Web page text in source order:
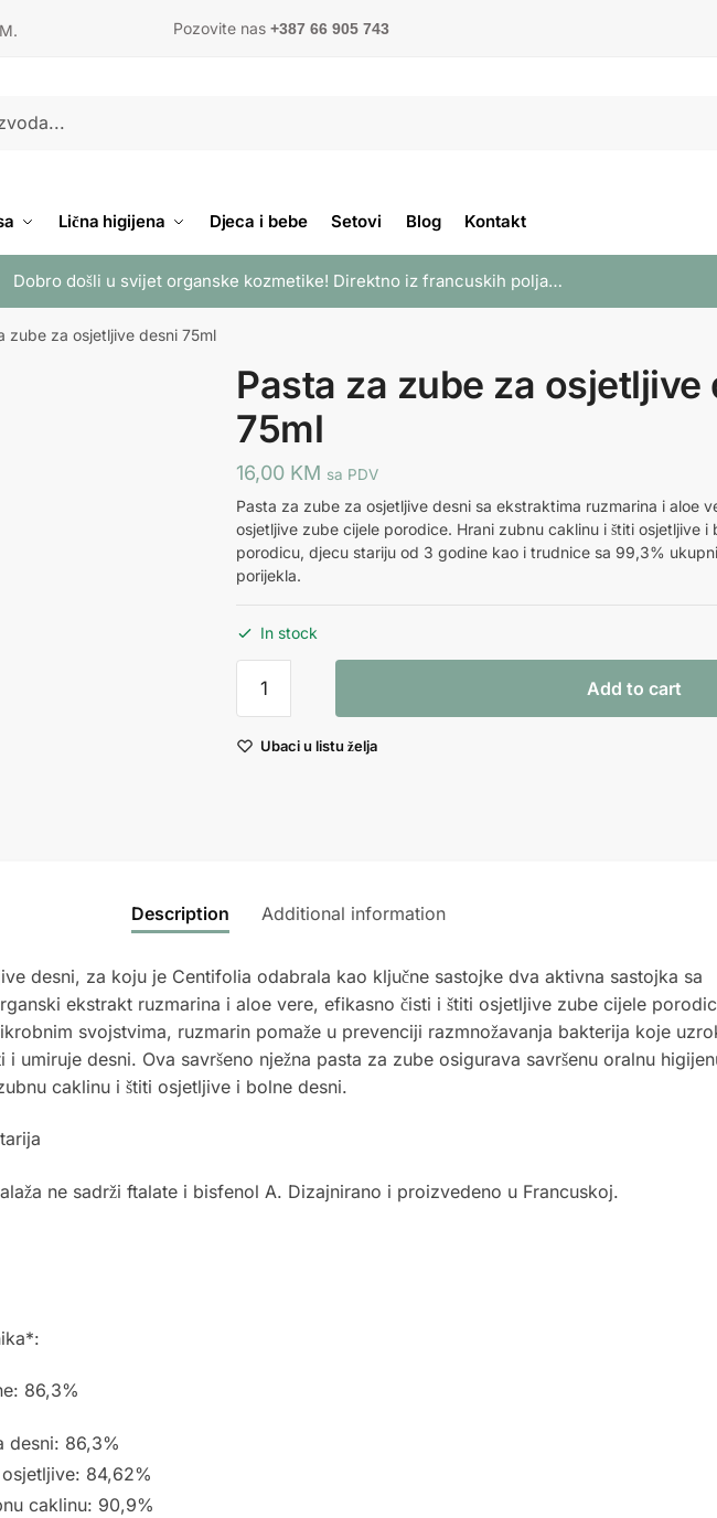
Pozovite nas +387 66 905 743
Lična higijena Djeca i bebe Setovi Blog Kontakt
Dobro došli u svijet organske kozmetike! Direktno iz francuskih polja…
zube za osjetljive desni 75ml
Pasta za zube za osjetljive
75ml
16,00 KM sa PDV
Pasta za zube za osjetljive desni sa ekstraktima ruzmarina i aloe
osjetljive zube cijele porodice. Hrani zubnu caklinu i štiti osjetljive i
porodicu, djecu stariju od 3 godine kao i trudnice sa 99,3%
porijekla.
In stock
za
Add to cart
Ubaci u listu želja
Description Additional information
desni, za koju je Centifolia odabrala kao ključne sastojke dva aktivna sastojka sa
ekstrakt ruzmarina i aloe vere, efikasno čisti i štiti osjetljive zube cijele
svojstvima, ruzmarin pomaže u prevenciji razmnožavanja bakterija koje
i umiruje desni. Ova savršeno nježna pasta za zube osigurava savršenu oralnu
caklinu i štiti osjetljive i bolne desni.
ne sadrži ftalate i bisfenol A. Dizajnirano i proizvedeno u Francuskoj.
86,3%
desni: 86,3%
84,62%
caklinu: 90,9%